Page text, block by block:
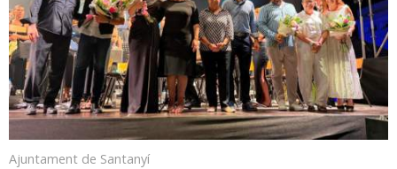
Ajuntament de Santanyí